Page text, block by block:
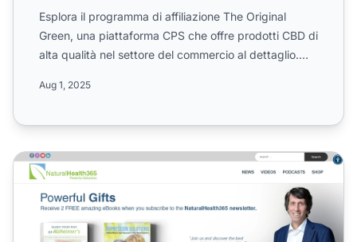
Esplora il programma di affiliazione The Original
Green, una piattaforma CPS che offre prodotti CBD di
alta qualità nel settore del commercio al dettaglio.
Aug 1, 2025
Programma di Affiliazione NaturalHealth365